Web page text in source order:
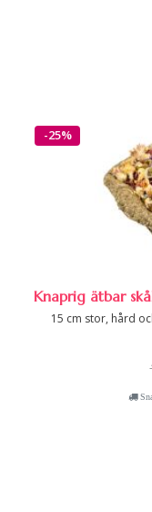
-25%
Knaprig ätbar
15 cm stor, hård